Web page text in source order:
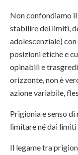
Non confondiamo
stabilire dei limiti,
adolescenziale)
posizioni etiche e
opinabili e
orizzonte, non è
azione variabile,
Prigionia e senso
limitare né dai limiti
Il legame tra